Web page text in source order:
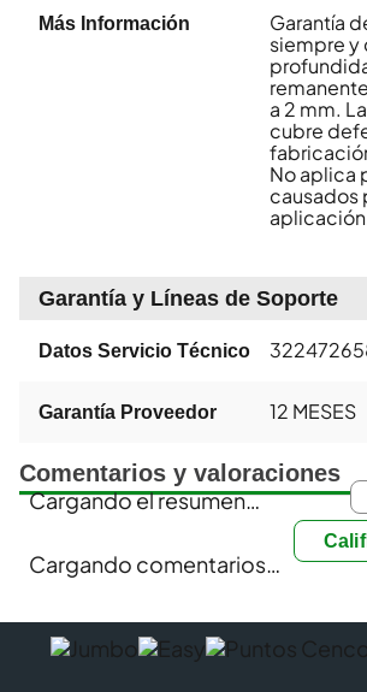
Más Información
Garantía
siempre y
a 2 mm.
cubre
No aplica
causados
Garantía y Líneas de Soporte
Datos Servicio Técnico
Garantía Proveedor 12 MESES
Comentarios y valoraciones
Cargando el resumen…
Cargando comentarios…